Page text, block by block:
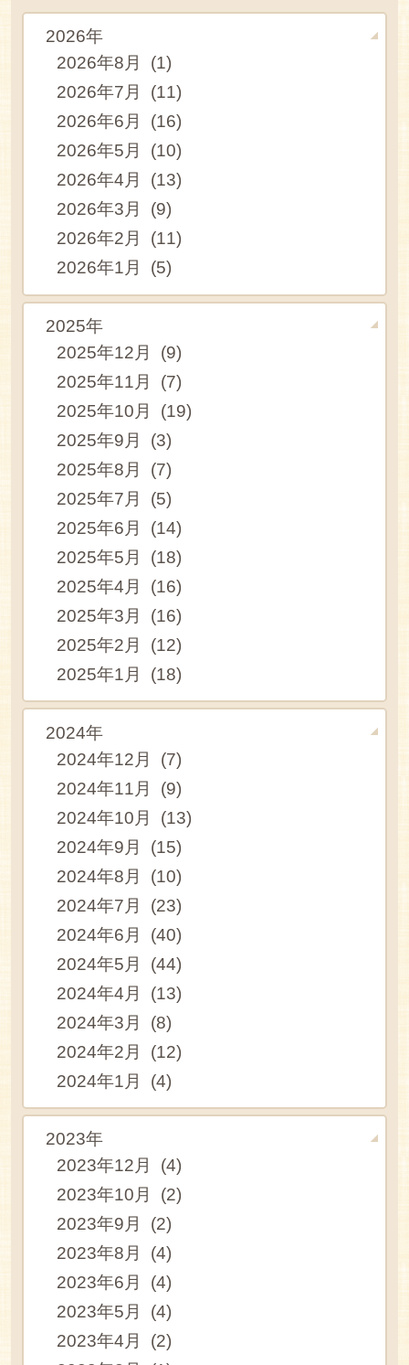
2026年
2026年8月 (1)
2026年7月 (11)
2026年6月 (16)
2026年5月 (10)
2026年4月 (13)
2026年3月 (9)
2026年2月 (11)
2026年1月 (5)
2025年
2025年12月 (9)
2025年11月 (7)
2025年10月 (19)
2025年9月 (3)
2025年8月 (7)
2025年7月 (5)
2025年6月 (14)
2025年5月 (18)
2025年4月 (16)
2025年3月 (16)
2025年2月 (12)
2025年1月 (18)
2024年
2024年12月 (7)
2024年11月 (9)
2024年10月 (13)
2024年9月 (15)
2024年8月 (10)
2024年7月 (23)
2024年6月 (40)
2024年5月 (44)
2024年4月 (13)
2024年3月 (8)
2024年2月 (12)
2024年1月 (4)
2023年
2023年12月 (4)
2023年10月 (2)
2023年9月 (2)
2023年8月 (4)
2023年6月 (4)
2023年5月 (4)
2023年4月 (2)